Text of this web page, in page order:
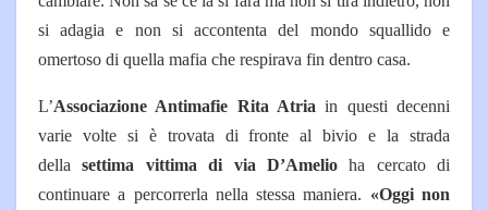
si adagia e non si accontenta del mondo squallido e
omertoso di quella mafia che respirava fin dentro casa.
L’Associazione Antimafie Rita Atriain questi decenni
varie volte si è trovata di fronte al bivio e la strada
dellasettima vittima di via D’Amelioha cercato di
continuare a percorrerla nella stessa maniera. «Oggi non